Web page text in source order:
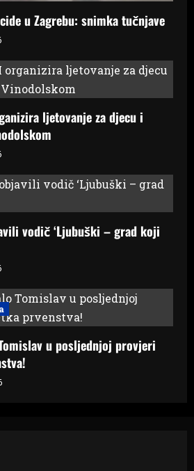
u Zagrebu: snimka tučnjave
ljetovanje za djecu i
vodič ‘Ljubuški – grad koji
u posljednjoj provjeri